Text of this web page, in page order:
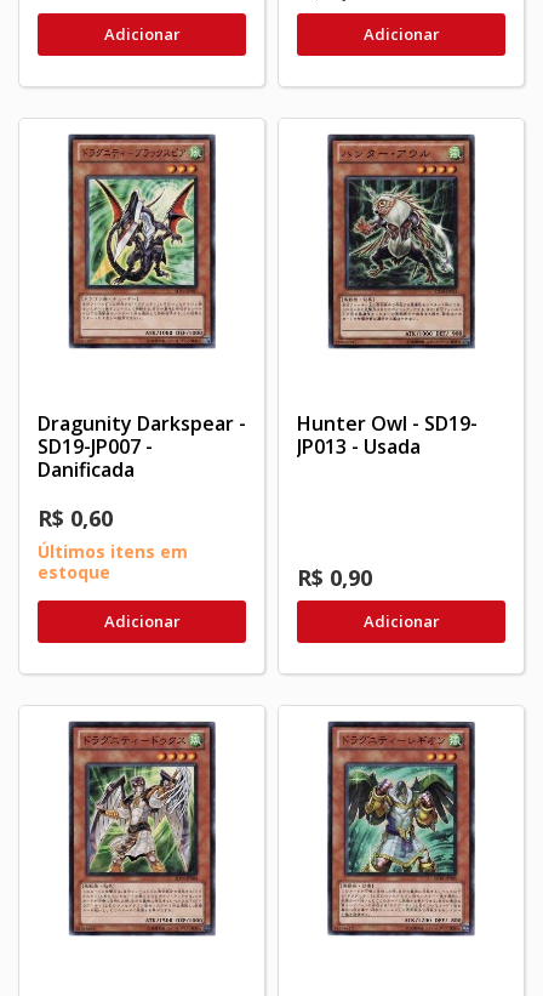
Adicionar Adicionar
Dragunity Darkspear -
SD19-JP007 -
Danificada
R$ 0,60
Últimos itens em
estoque
Adicionar
Hunter Owl - SD19-
JP013 - Usada
R$ 0,90
Adicionar